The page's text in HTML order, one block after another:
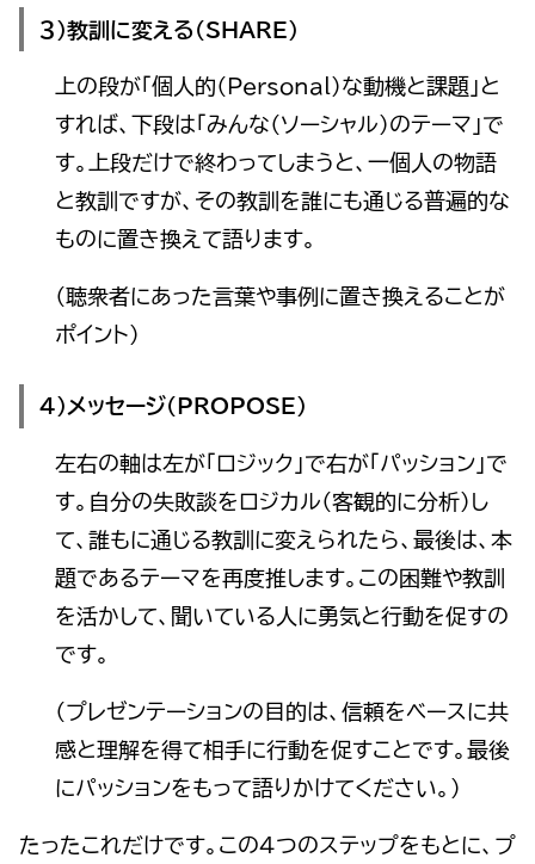
３）教訓に変える（SHARE）
上の段が「個人的（Personal）な動機と課題」と
すれば、下段は「みんな（ソーシャル）のテーマ」で
す。上段だけで終わってしまうと、一個人の物語
と教訓ですが、その教訓を誰にも通じる普遍的な
ものに置き換えて語ります。
（聴衆者にあった言葉や事例に置き換えることが
ポイント）
４）メッセージ（PROPOSE）
左右の軸は左が「ロジック」で右が「パッション」で
す。自分の失敗談をロジカル（客観的に分析）し
て、誰もに通じる教訓に変えられたら、最後は、本
題であるテーマを再度推します。この困難や教訓
を活かして、聞いている人に勇気と行動を促すの
です。
（プレゼンテーションの目的は、信頼をベースに共
感と理解を得て相手に行動を促すことです。最後
にパッションをもって語りかけてください。）
たったこれだけです。この４つのステップをもとに、プ